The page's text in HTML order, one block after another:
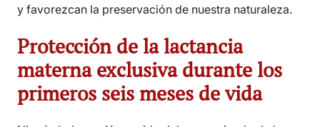
y favorezcan la preservación de nuestra naturaleza.
Protección de la lactancia
materna exclusiva durante los
primeros seis meses de vida